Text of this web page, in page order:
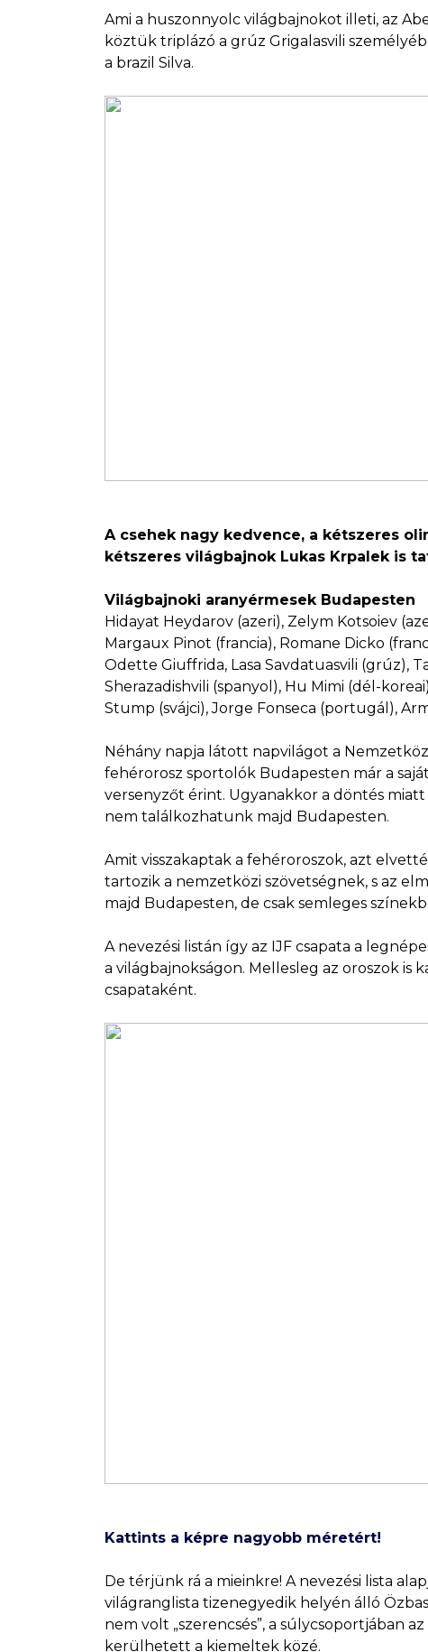
Ami a huszonnyolc világbajnokot illeti, az
köztük triplázó a grúz Grigalasvili
a brazil Silva.
A csehek nagy kedvence, a kétszeres
kétszeres világbajnok Lukas Krpalek is
Világbajnoki aranyérmesek Budapesten
Hidayat Heydarov (azeri), Zelym Kotsoiev
Margaux Pinot (francia), Romane Dicko
Odette Giuffrida, Lasa Savdatuasvili (grúz),
Sherazadishvili (spanyol), Hu Mimi (dél-
Stump (svájci), Jorge Fonseca (portugál),
Néhány napja látott napvilágot a
fehérorosz sportolók Budapesten már a
versenyzőt érint. Ugyanakkor a döntés
nem találkozhatunk majd Budapesten.
Amit visszakaptak a fehéroroszok, azt
tartozik a nemzetközi szövetségnek, s az
majd Budapesten, de csak semleges
A nevezési listán így az IJF csapata a
a világbajnokságon. Mellesleg az oroszok is
csapataként.
Kattints a képre nagyobb méretért!
De térjünk rá a mieinkre! A nevezési lista
világranglista tizenegyedik helyén álló
nem volt „szerencsés”, a súlycsoportjában
kerülhetett a kiemeltek közé.